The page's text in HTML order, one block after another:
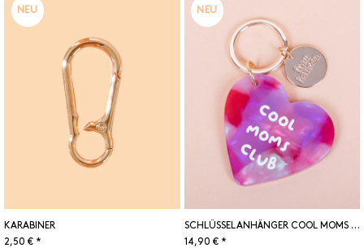
NEU
KARABINER
2,50 € *
NEU
SCHLÜSSELANHÄNGER COOL MOMS CLUB
14,90 € *